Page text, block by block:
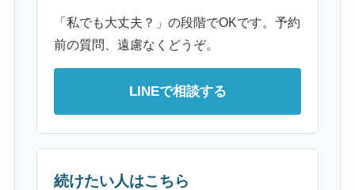
「私でも大丈夫？」の段階でOKです。予約
前の質問、遠慮なくどうぞ。
LINEで相談する
続けたい人はこちら